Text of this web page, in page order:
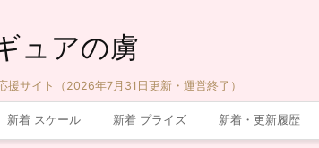
ュアの虜
サイト（2026年7月31日更新・運営終了）
新着 スケール 新着 プライズ 新着・更新履歴